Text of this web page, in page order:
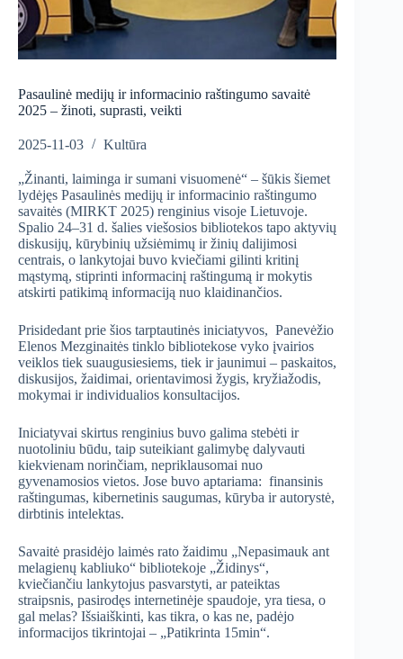
Pasaulinė medijų ir informacinio raštingumo savaitė
2025 – žinoti, suprasti, veikti
2025-11-03 Kultūra
„Žinanti, laiminga ir sumani visuomenė“ – šūkis šiemet
lydėjęs Pasaulinės medijų ir informacinio raštingumo
savaitės (MIRKT 2025) renginius visoje Lietuvoje.
Spalio 24–31 d. šalies viešosios bibliotekos tapo aktyvių
diskusijų, kūrybinių užsiėmimų ir žinių dalijimosi
centrais, o lankytojai buvo kviečiami gilinti kritinį
mąstymą, stiprinti informacinį raštingumą ir mokytis
atskirti patikimą informaciją nuo klaidinančios.
Prisidedant prie šios tarptautinės iniciatyvos, Panevėžio
Elenos Mezginaitės tinklo bibliotekose vyko įvairios
veiklos tiek suaugusiesiems, tiek ir jaunimui – paskaitos,
diskusijos, žaidimai, orientavimosi žygis, kryžiažodis,
mokymai ir individualios konsultacijos.
Iniciatyvai skirtus renginius buvo galima stebėti ir
nuotoliniu būdu, taip suteikiant galimybę dalyvauti
kiekvienam norinčiam, nepriklausomai nuo
gyvenamosios vietos. Jose buvo aptariama: finansinis
raštingumas, kibernetinis saugumas, kūryba ir autorystė,
dirbtinis intelektas.
Savaitė prasidėjo laimės rato žaidimu „Nepasimauk ant
melagienų kabliuko“ bibliotekoje „Židinys“,
kviečiančiu lankytojus pasvarstyti, ar pateiktas
straipsnis, pasirodęs internetinėje spaudoje, yra tiesa, o
gal melas? Išsiaiškinti, kas tikra, o kas ne, padėjo
informacijos tikrintojai – „Patikrinta 15min“.